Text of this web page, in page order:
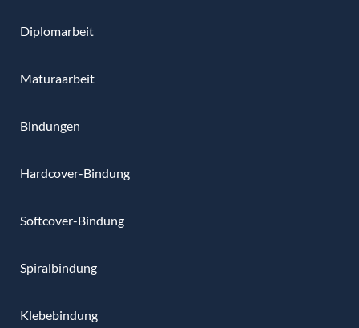
Diplomarbeit
Maturaarbeit
Bindungen
Hardcover-Bindung
Softcover-Bindung
Spiralbindung
Klebebindung